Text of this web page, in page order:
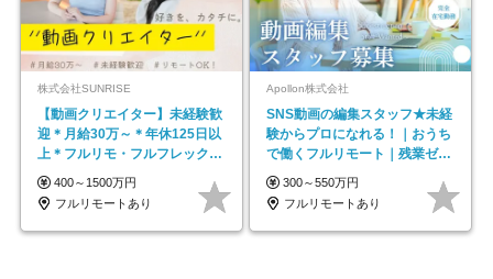
株式会社SUNRISE
【動画クリエイター】未経験歓
迎＊月給30万～＊年休125日以
上＊フルリモ・フルフレックス
◆10名の採用が決定◆
400～1500万円
フルリモートあり
Apollon株式会社
SNS動画の編集スタッフ★未経
験からプロになれる！｜おうち
で働くフルリモート｜残業ゼロ
で18時退勤◎
300～550万円
フルリモートあり